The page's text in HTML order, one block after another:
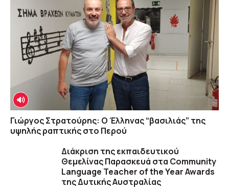
Γιώργος Στρατούρης: Ο Έλληνας “βασιλιάς” της
υψηλής ραπτικής στο Περού
Διάκριση της εκπαιδευτικού
Θεμελίνας Παρασκευά στα Community
Language Teacher of the Year Awards
της Δυτικής Αυστραλίας